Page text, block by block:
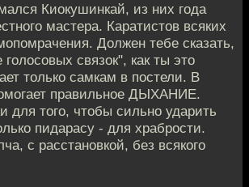
Киокушинкай, из них года
мастера. Каратистов всяких
Должен тебе сказать,
связок", как ты это
только самкам в постели. В
правильное ДЫХАНИЕ.
для того, чтобы сильно ударить
пидарасу - для храбрости.
с расстановкой, без всякого